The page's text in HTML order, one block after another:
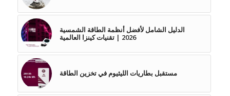
الدليل الشامل لأفضل أنظمة الطاقة الشمسية
2026 | تقنيات كينزا العالمية
مستقبل بطاريات الليثيوم في تخزين الطاقة